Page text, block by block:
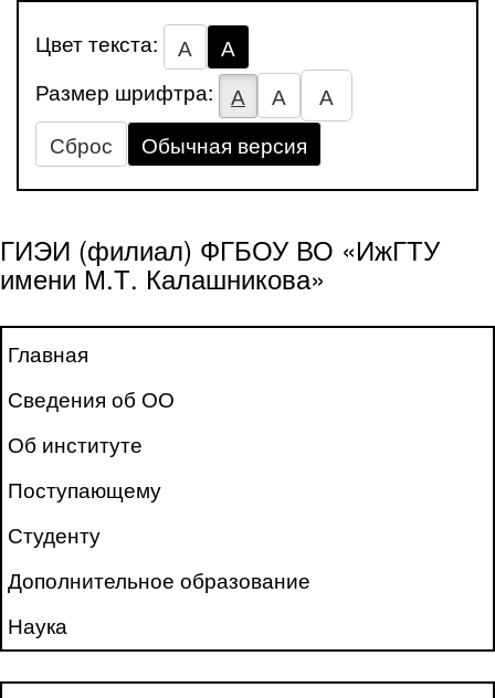
Цвет текста: А
А
Размер шрифтра:
А А
А
Сброс
Обычная версия
ГИЭИ (филиал) ФГБОУ ВО «ИжГТУ
имени М.Т. Калашникова»
Главная
Сведения об ОО
Об институте
Поступающему
Студенту
Дополнительное образование
Наука